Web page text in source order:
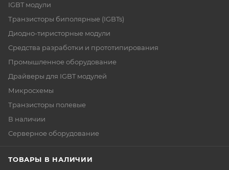
IGBT модули
Транзисторы биполярные (IGBTs)
Диодно-тиристорные модули
Средства разработки и прототипирования
Промышленное оборудование
Драйверы для IGBT модулей
Микросхемы
Транзисторы полевые
В наличии
Серверное оборудование
ТОВАРЫ В НАЛИЧИИ